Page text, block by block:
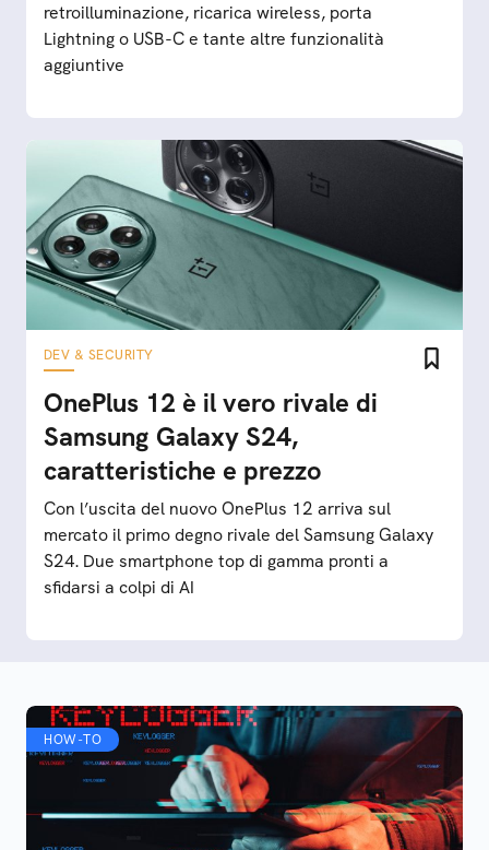
retroilluminazione, ricarica wireless, porta
Lightning o USB-C e tante altre funzionalità
aggiuntive
DEV & SECURITY
OnePlus 12 è il vero rivale di
Samsung Galaxy S24,
caratteristiche e prezzo
Con l’uscita del nuovo OnePlus 12 arriva sul
mercato il primo degno rivale del Samsung Galaxy
S24. Due smartphone top di gamma pronti a
sfidarsi a colpi di AI
HOW-TO